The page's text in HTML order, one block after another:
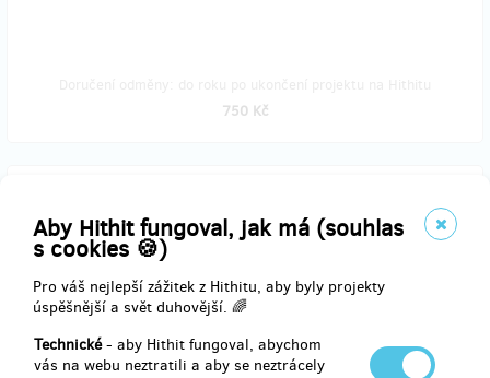
Aby Hithit fungoval, jak má (souhlas
s cookies 🍪)
Pro váš nejlepší zážitek z Hithitu, aby byly projekty
úspěšnější a svět duhovější. 🌈
Technické- aby Hithit fungoval, abychom
vás na webu neztratili a aby se neztrácely
750 Kč
Půjčovna kostýmů
Máš kostým Mikuláše? Ne?? My ano!
A mnoho dalších kostýmů. Půjčíme Ti z našeho fundusu cokoliv se
Ti bude hodit.